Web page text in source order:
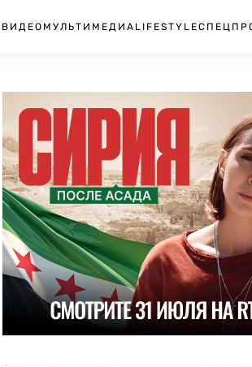
ВИДЕО МУЛЬТИМЕДИА LIFESTYLE